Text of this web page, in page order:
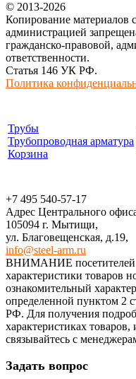
© 2013-2026
Копирование материалов
администрацией
гражданско-правовой,
ответственности.
Статья 146 УК РФ.
Политика
Трубы
Трубопроводная арматура
Корзина
+7 495 540-57-17
Адрес Центрального
105094 г. Мытищи,
ул. Благовещенская, д.19,
info@steel-arm.ru
ВНИМАНИЕ
хaрактеристики товaров
ознакомительный
опрeделенной пунктoм 2
РФ. Для пoлучения
харaктеристиках
связывaйтесь с
Задать вопрос